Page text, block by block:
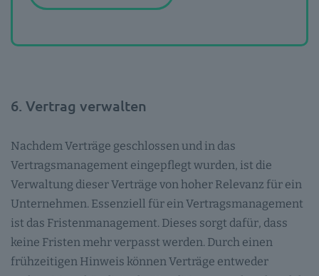
6. Vertrag verwalten
Nachdem Verträge geschlossen und in das
Vertragsmanagement eingepflegt wurden, ist die
Verwaltung dieser Verträge von hoher Relevanz für ein
Unternehmen. Essenziell für ein Vertragsmanagement
ist das Fristenmanagement. Dieses sorgt dafür, dass
keine Fristen mehr verpasst werden. Durch einen
frühzeitigen Hinweis können Verträge entweder